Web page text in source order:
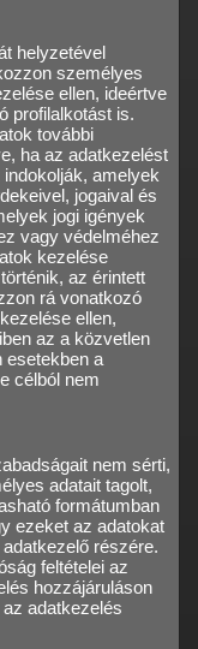
helyzetével
személyes
ellen, ideértve
profilalkotást is.
további
ha az adatkezelést
amelyek
jogaival és
jogi igények
vagy védelméhez
kezelése
az érintett
rá vonatkozó
ellen,
az a közvetlen
esetekben a
célból nem
nem sérti,
adatait tagolt,
formátumban
ezeket az adatokat
részére.
feltételei az
hozzájáruláson
adatkezelés